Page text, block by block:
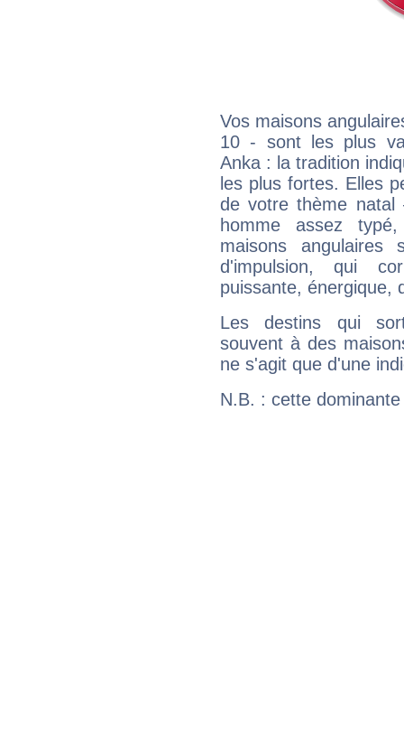
Vos maisons
10 - sont les plus
Anka : la tradition
les plus fortes. Elles
de votre thème natal
homme assez
maisons
d'impulsion, qui
puissante, énergique,
Les destins qui
souvent à des
ne s'agit que d'une
N.B. : cette